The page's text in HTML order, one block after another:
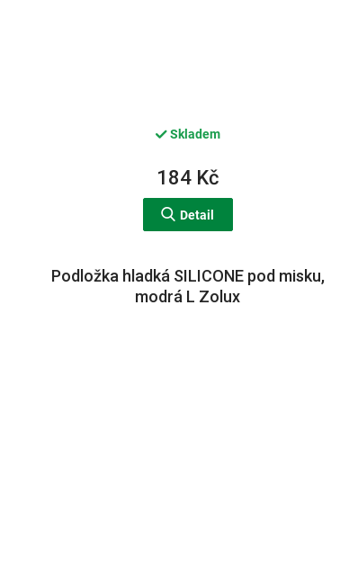
Skladem
184 Kč
Detail
Podložka hladká SILICONE pod misku,
modrá L Zolux